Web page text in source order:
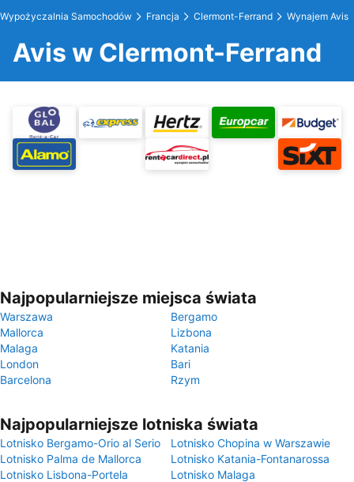
Wypożyczalnia Samochodów Francja Clermont-Ferrand Wynajem Avis
Avis w Clermont-Ferrand
Najpopularniejsze miejsca świata
Warszawa
Bergamo
Mallorca
Lizbona
Malaga
Katania
London
Bari
Barcelona
Rzym
Najpopularniejsze lotniska świata
Lotnisko Bergamo-Orio al Serio
Lotnisko Chopina w Warszawie
Lotnisko Palma de Mallorca
Lotnisko Katania-Fontanarossa
Lotnisko Lisbona-Portela
Lotnisko Malaga